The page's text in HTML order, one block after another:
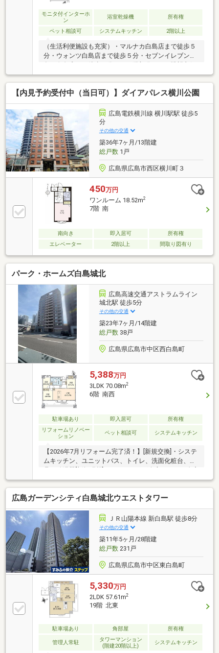
モニタ付インターホ
ン
浴室乾燥機 所有権
ペット相談可 システムキッチン 2階以上
（生活利便施設も充実）・マルナカ白島店まで徒歩５
分・ウォンツ白島店まで徒歩５分・セブンイレブン広
島西白島店まで徒歩６分・１４階部分につき眺望良好
（本川を望む）・約１６帖の開放的なリビングダイニ
ングキッチンは和室（約４帖）が併設されており、
広々と使用できます。・家事動線に優れた、使い勝手
の良い２Wayの洗面室・重厚感のあるアプローチとエ
ントランス・桜を望める１階のオーナーズロビーあ
り・環境や家計に優しい給湯器（エコジョーズ）を採
用・コンシェルジュサービスあり。（一部有料）・ゲ
ストルーム、大型コインランドリーなどを完備（ペッ
ト飼育細則あり）
【内見予約受付中（当日可）】ダイアパレス横川公園
広島電鉄横川線 横川駅駅 徒歩5
分
その他の交通
築36年7ヶ月/13階建
総戸数1戸
広島県広島市西区横川町３
450万円
ワンルーム 18.52m2
7階 南
南向き 即入居可
所有権
エレベーター
2階以上 間取り図有り
パーク・ホームズ白島城北
広島高速交通アストラムライン
城北駅 徒歩5分
その他の交通
築23年7ヶ月/14階建
総戸数38戸
広島県広島市中区西白島町
5,388万円
3LDK 70.08m2
6階 南西
駐車場あり 即入居可
所有権
リフォームリノベー
ション
ペット相談可 システムキッチン
【2026年7月リフォーム完了済！】[新規交換]・システ
ムキッチン、ユニットバス、トイレ、洗面化粧台、建
具、給湯器[新規張替]・フローリング全室、クロス全室
□南西向きバルコニー□ローソン広島東白島店まで徒歩
3分（240m）□フジ白島店まで徒歩7分（520m）□広島
市立白島小学校まで徒歩3分（190m）
広島ガーデンシティ白島城北ウエストタワー
ＪＲ山陽本線 新白島駅 徒歩8分
その他の交通
築11年5ヶ月/28階建
総戸数231戸
広島県広島市中区東白島町
5,330万円
2LDK 57.61m2
19階 北東
駐車場あり 角部屋 所有権
管理人常駐
タワーマンション
(階建20階以上)
システムキッチン